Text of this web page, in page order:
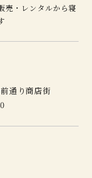
売・レンタルから寝
通り商店街